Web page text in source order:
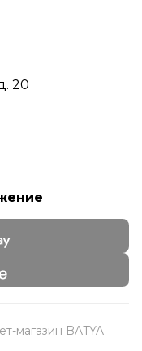
20
магазин BATYA